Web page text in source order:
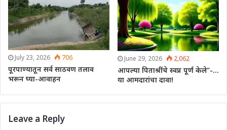
July 23, 2026 706
पूरपाण्यातून सर्व साठवण तलाव
भरून घ्या-आवाहन
June 29, 2026 2,062
आपल्या पिताश्रींचे स्वप्न पूर्ण केले”-…
या आमदारांचा दावा!
Leave a Reply